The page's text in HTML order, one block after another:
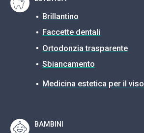
Brillantino
Faccette dentali
Ortodonzia trasparente
Sbiancamento
Medicina estetica per il viso
BAMBINI